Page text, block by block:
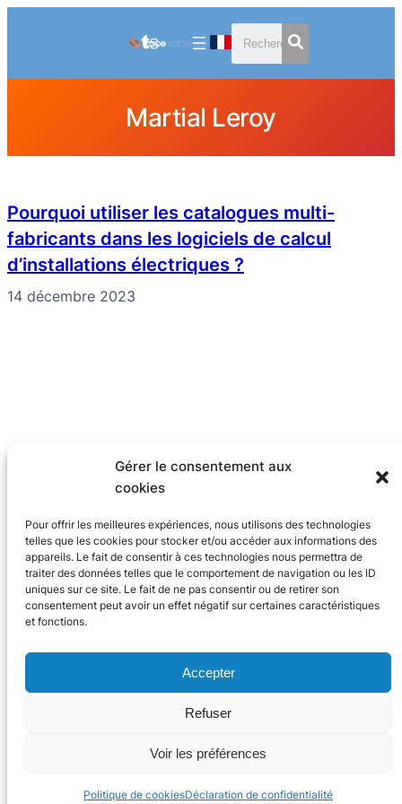
Gérer le consentement aux
cookies
Pour offrir les meilleures expériences, nous utilisons des technologies
telles que les cookies pour stocker et/ou accéder aux informations des
appareils. Le fait de consentir à ces technologies nous permettra de
traiter des données telles que le comportement de navigation ou les ID
uniques sur ce site. Le fait de ne pas consentir ou de retirer son
consentement peut avoir un effet négatif sur certaines caractéristiques
et fonctions.
Accepter
Refuser
Voir les préférences
Politique de cookiesDéclaration de confidentialité
Martial Leroy
Pourquoi utiliser les catalogues multi-
fabricants dans les logiciels de calcul
d’installations électriques ?
14 décembre 2023
© 2024 Trace Software International
X